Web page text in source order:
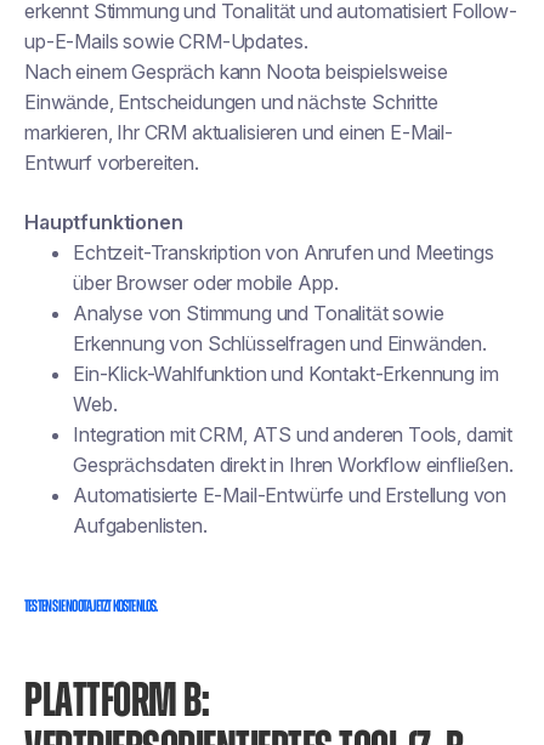
erkennt Stimmung und Tonalität und automatisiert Follow-
up-E-Mails sowie CRM-Updates.
Nach einem Gespräch kann Noota beispielsweise
Einwände, Entscheidungen und nächste Schritte
markieren, Ihr CRM aktualisieren und einen E-Mail-
Entwurf vorbereiten.
Hauptfunktionen
Echtzeit-Transkription von Anrufen und Meetings
über Browser oder mobile App.
Analyse von Stimmung und Tonalität sowie
Erkennung von Schlüsselfragen und Einwänden.
Ein-Klick-Wahlfunktion und Kontakt-Erkennung im
Web.
Integration mit CRM, ATS und anderen Tools, damit
Gesprächsdaten direkt in Ihren Workflow einfließen.
Automatisierte E-Mail-Entwürfe und Erstellung von
Aufgabenlisten.
Testen Sie Noota jetzt kostenlos.
PLATTFORM B: